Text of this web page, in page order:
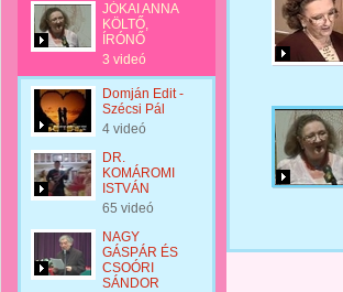
JÓKAI ANNA
KÖLTŐ,
ÍRÓNŐ
3 videó
Domján Edit -
Szécsi Pál
4 videó
DR.
KOMÁROMI
ISTVÁN
65 videó
NAGY
GÁSPÁR ÉS
CSOÓRI
SÁNDOR